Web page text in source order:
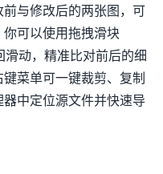
前与修改后的两张图，可
可以使用拖拽滑块
滑动，精准比对前后的细
菜单可一键裁剪、复制
中定位源文件并快速导